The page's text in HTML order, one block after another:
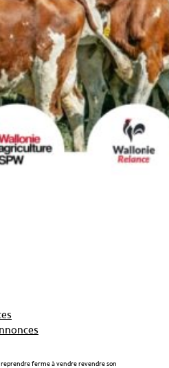
ferme à vendre revendre son